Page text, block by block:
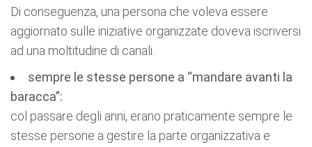
Di conseguenza, una persona che voleva essere
aggiornato sulle iniziative organizzate doveva iscriversi
ad una moltitudine di canali.
sempre le stesse persone a “mandare avanti la
baracca”:
col passare degli anni, erano praticamente sempre le
stesse persone a gestire la parte organizzativa e